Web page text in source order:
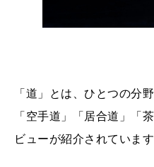
「道」とは、ひとつの分
「空手道」「居合道」「
ビューが紹介されています